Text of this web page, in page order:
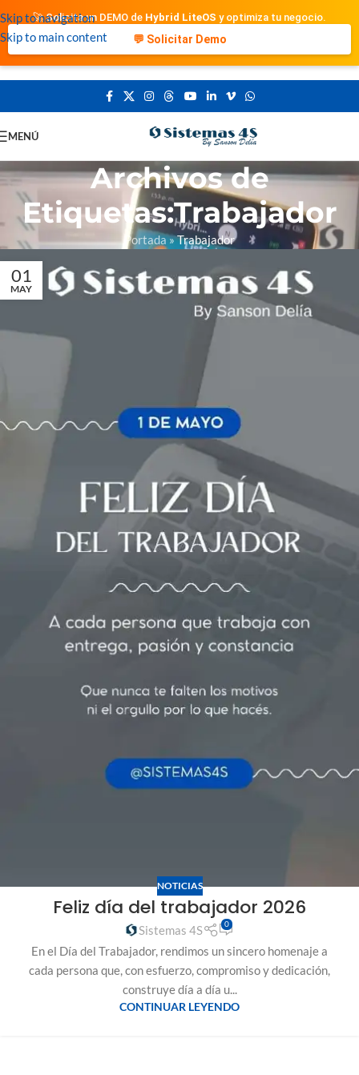
Skip to navigation
Skip to main content
🚀 Solicita un DEMO de Hybrid LiteOS y optimiza tu negocio.
💬 Solicitar Demo
MENÚ
Archivos de
Etiquetas:Trabajador
Portada»Trabajador
01
MAY
NOTICIAS
Feliz día del trabajador 2026
Sistemas 4S 0
En el Día del Trabajador, rendimos un sincero homenaje a
cada persona que, con esfuerzo, compromiso y dedicación,
construye día a día u...
CONTINUAR LEYENDO